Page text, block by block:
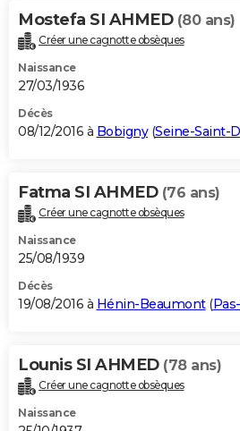
Mostefa SI AHMED (80 ans)
Créer une cagnotte obsèques
Naissance
27/03/1936
Décès
08/12/2016 à Bobigny(Seine-Saint-
Fatma SI AHMED (76 ans)
Créer une cagnotte obsèques
Naissance
25/08/1939
Décès
19/08/2016 à Hénin-Beaumont(
Lounis SI AHMED (78 ans)
Créer une cagnotte obsèques
Naissance